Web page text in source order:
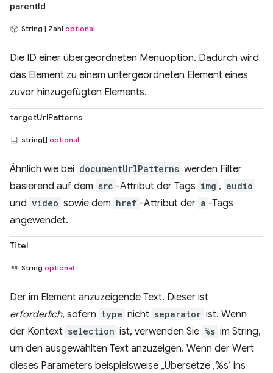
parentId
String | Zahl optional
Die ID einer übergeordneten Menüoption. Dadurch wird
das Element zu einem untergeordneten Element eines
zuvor hinzugefügten Elements.
targetUrlPatterns
string[] optional
Ähnlich wie bei documentUrlPatterns werden Filter
basierend auf dem src -Attribut der Tags img , audio
und video sowie dem href -Attribut der a -Tags
angewendet.
Titel
String optional
Der im Element anzuzeigende Text. Dieser ist
erforderlich, sofern type nicht separator ist. Wenn
der Kontext selection ist, verwenden Sie %s im String,
um den ausgewählten Text anzuzeigen. Wenn der Wert
dieses Parameters beispielsweise „Übersetze ‚%s‘ ins